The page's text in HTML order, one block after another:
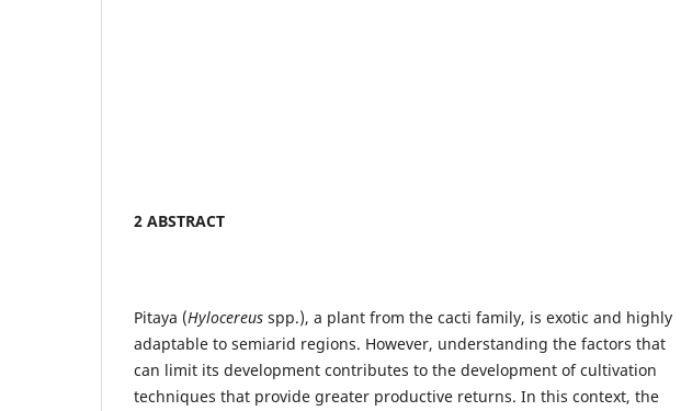
2 ABSTRACT
Pitaya (Hylocereus spp.), a plant from the cacti family, is exotic and highly
adaptable to semiarid regions. However, understanding the factors that
can limit its development contributes to the development of cultivation
techniques that provide greater productive returns. In this context, the